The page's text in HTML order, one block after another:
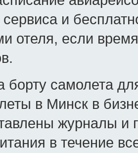
и
отеля, если
самолета для
в Минск в
журналы и
в течение